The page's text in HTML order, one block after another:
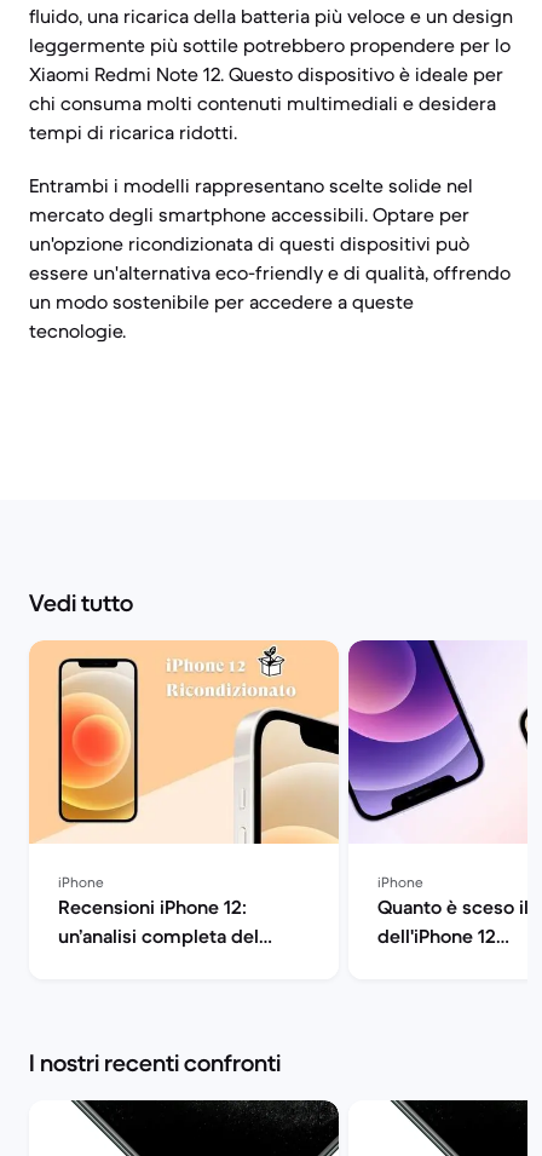
fluido, una ricarica della batteria più veloce e un design
leggermente più sottile potrebbero propendere per lo
Xiaomi Redmi Note 12. Questo dispositivo è ideale per
chi consuma molti contenuti multimediali e desidera
tempi di ricarica ridotti.
Entrambi i modelli rappresentano scelte solide nel
mercato degli smartphone accessibili. Optare per
un'opzione ricondizionata di questi dispositivi può
essere un'alternativa eco-friendly e di qualità, offrendo
un modo sostenibile per accedere a queste
tecnologie.
Vedi tutto
iPhone
Recensioni iPhone 12:
un’analisi completa del
iPhone
Quanto è sceso il
dell'iPhone 12
I nostri recenti confronti